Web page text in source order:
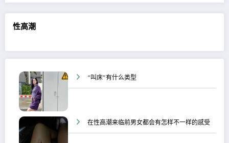
性高潮
“叫床”有什么类型
在性高潮来临前男女都会有怎样不一样的感受